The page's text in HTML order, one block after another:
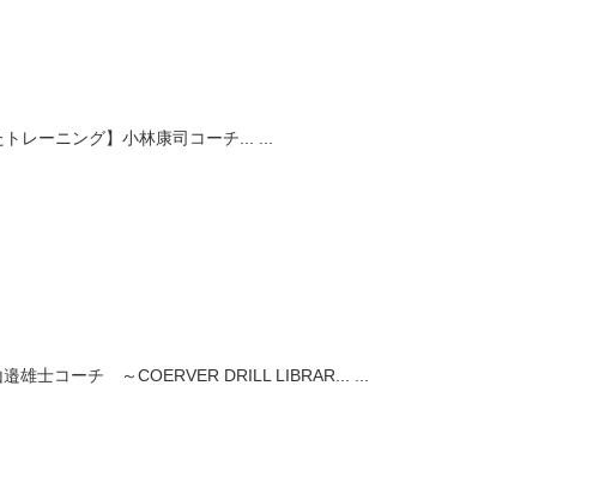
レーニング】小林康司コーチ...
邉雄士コーチ ～COERVER DRILL LIBRAR...